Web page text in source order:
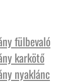
fülbevaló
karkötő
nyaklánc